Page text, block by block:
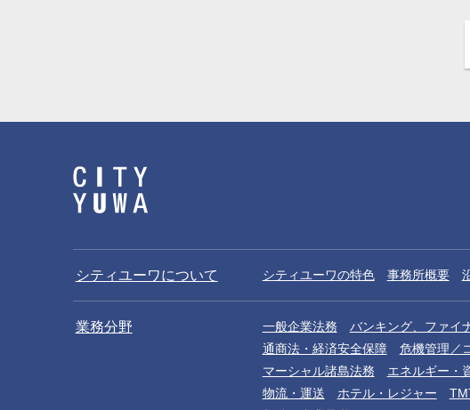
シティユーワについて シティユーワの特色 事務所概要
業務分野 一般企業法務 バンキング、ファイ
通商法・経済安全保障
危機管理／
マーシャル諸島法務
エネルギー・
物流・運送
ホテル・レジャー